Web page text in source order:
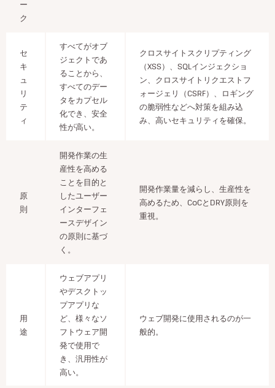
ー
ク
セ
キ
ュ
リ
テ
ィ
すべてがオブ
ジェクトであ
ることから、
すべてのデー
タをカプセル
化でき、安全
性が高い。
クロスサイトスクリプティング
（XSS）、 SQLインジェクショ
ン、クロスサイトリクエストフ
ォージェリ（CSRF）、
ロギング
の脆弱性などへ対策を組み込
み、高いセキュリティを確保。
原
則
開発作業の生
産性を高める
ことを目的と
したユーザー
インターフェ
ースデザイン
の原則に基づ
く。
開発作業量を減らし、生産性を
高めるため、 CoCとDRY原則を
重視。
用
途
ウェブアプリ
やデスクトッ
プアプリな
ど、様々なソ
フトウェア開
発で使用で
き、汎用性が
高い。
ウェブ開発に使用されるのが一
般的。